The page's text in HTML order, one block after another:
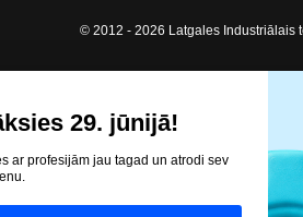
© 2012 - 2026 Latgales Industriālais
29. jūnijā!
ar profesijām jau tagad un atrodi sev